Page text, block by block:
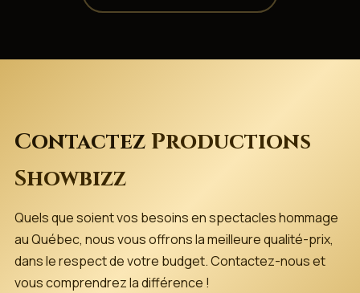
Contactez Productions
Showbizz
Quels que soient vos besoins en spectacles hommage
au Québec, nous vous offrons la meilleure qualité-prix,
dans le respect de votre budget. Contactez-nous et
vous comprendrez la différence !